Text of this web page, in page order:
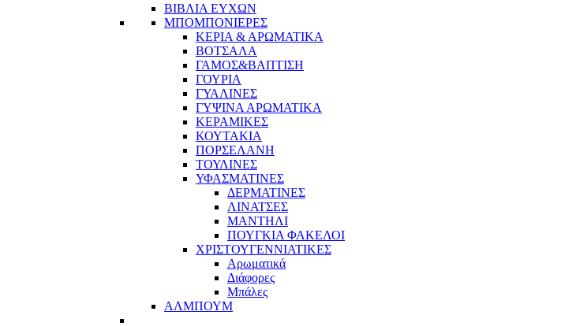
ΒΙΒΛΙΑ ΕΥΧΩΝ
ΜΠΟΜΠΟΝΙΕΡΕΣ
ΚΕΡΙΑ & ΑΡΩΜΑΤΙΚΑ
ΒΟΤΣΑΛΑ
ΓΑΜΟΣ&ΒΑΠΤΙΣΗ
ΓΟΥΡΙΑ
ΓΥΑΛΙΝΕΣ
ΓΥΨΙΝΑ ΑΡΩΜΑΤΙΚΑ
ΚΕΡΑΜΙΚΕΣ
ΚΟΥΤΑΚΙΑ
ΠΟΡΣΕΛΑΝΗ
ΤΟΥΛΙΝΕΣ
ΥΦΑΣΜΑΤΙΝΕΣ
ΔΕΡΜΑΤΙΝΕΣ
ΛΙΝΑΤΣΕΣ
ΜΑΝΤΗΛΙ
ΠΟΥΓΚΙΑ ΦΑΚΕΛΟΙ
ΧΡΙΣΤΟΥΓΕΝΝΙΑΤΙΚΕΣ
Αρωματικά
Διάφορες
Μπάλες
ΑΛΜΠΟΥΜ